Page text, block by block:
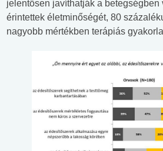
jelentősen javíthatják a betegségben
érintettek életminőségét, 80
nagyobb mértékben terápiás